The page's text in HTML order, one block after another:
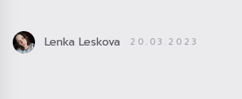
Lenka Leskova 20.03.2023